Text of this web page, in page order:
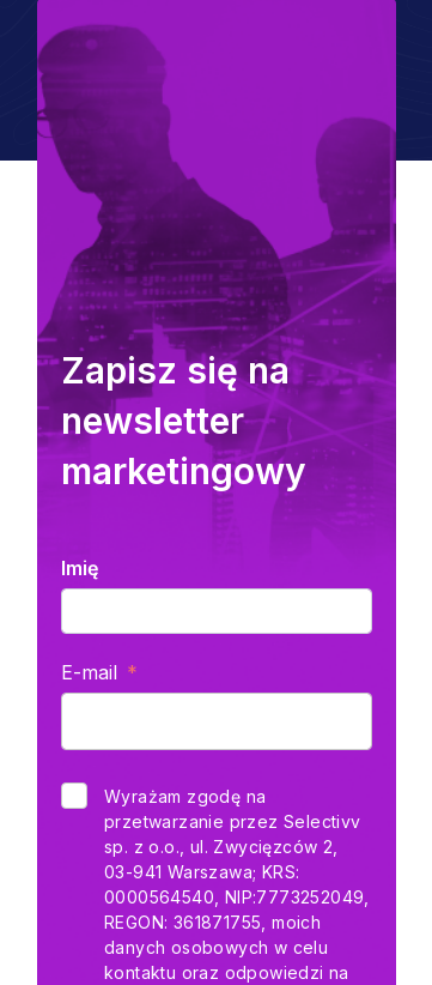
Zapisz się na
newsletter
marketingowy
Imię
E-mail
Wyrażam zgodę na
przetwarzanie przez Selectivv
sp. z o.o., ul. Zwycięzców 2,
03-941 Warszawa; KRS:
0000564540, NIP:7773252049,
REGON: 361871755, moich
danych osobowych w celu
kontaktu oraz odpowiedzi na